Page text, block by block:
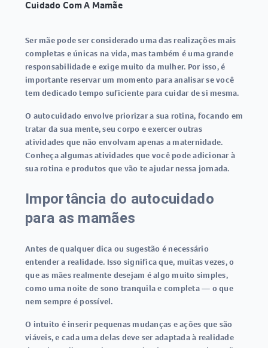
Cuidado Com A Mamãe
Ser mãe pode ser considerado uma das realizações mais
completas e únicas na vida, mas também é uma grande
responsabilidade e exige muito da mulher. Por isso, é
importante reservar um momento para analisar se você
tem dedicado tempo suficiente para cuidar de si mesma.
O autocuidado envolve priorizar a sua rotina, focando em
tratar da sua mente, seu corpo e exercer outras
atividades que não envolvam apenas a maternidade.
Conheça algumas atividades que você pode adicionar à
sua rotina e produtos que vão te ajudar nessa jornada.
Importância do autocuidado
para as mamães
Antes de qualquer dica ou sugestão é necessário
entender a realidade. Isso significa que, muitas vezes, o
que as mães realmente desejam é algo muito simples,
como uma noite de sono tranquila e completa — o que
nem sempre é possível.
O intuito é inserir pequenas mudanças e ações que são
viáveis, e cada uma delas deve ser adaptada à realidade